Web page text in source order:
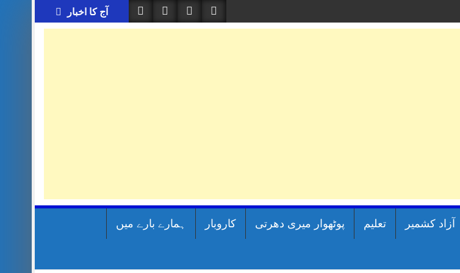
آج کا اخبار
آزاد کشمیر تعلیم پوٹھوار میری دھرتی کاروبار ہمارے بارے میں